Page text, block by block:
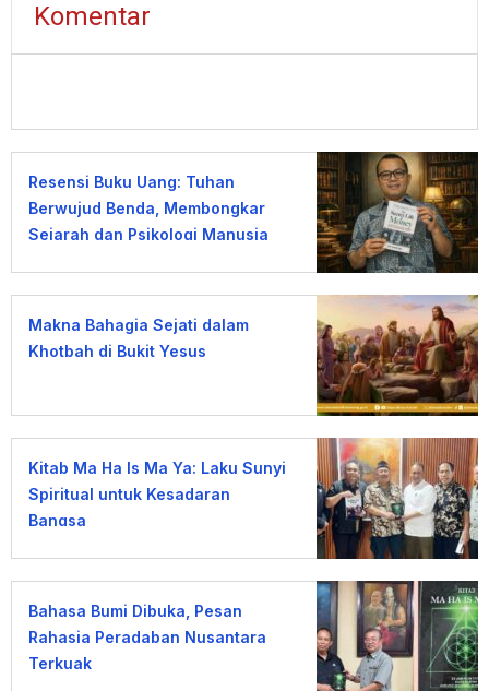
Komentar
Resensi Buku Uang: Tuhan
Berwujud Benda, Membongkar
Sejarah dan Psikologi Manusia
Makna Bahagia Sejati dalam
Khotbah di Bukit Yesus
Kitab Ma Ha Is Ma Ya: Laku Sunyi
Spiritual untuk Kesadaran
Bangsa
Bahasa Bumi Dibuka, Pesan
Rahasia Peradaban Nusantara
Terkuak